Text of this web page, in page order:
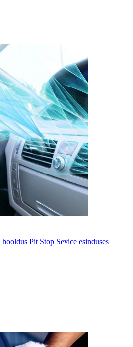
Pit Stop Sevice esinduses